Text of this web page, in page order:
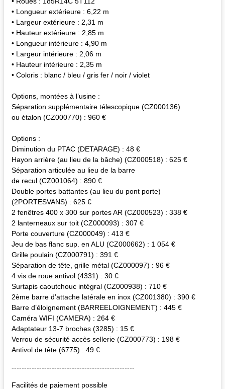
• Longueur extérieure : 6,22 m
• Largeur extérieure : 2,31 m
• Hauteur extérieure : 2,85 m
• Longueur intérieure : 4,90 m
• Largeur intérieure : 2,06 m
• Hauteur intérieure : 2,35 m
• Coloris : blanc / bleu / gris fer / noir / violet
Options, montées à l’usine :
Séparation supplémentaire télescopique (CZ000136)
ou étalon (CZ000770) : 960 €
Options :
Diminution du PTAC (DETARAGE) : 48 €
Hayon arrière (au lieu de la bâche) (CZ000518) : 625 €
Séparation articulée au lieu de la barre
de recul (CZ001064) : 890 €
Double portes battantes (au lieu du pont porte)
(2PORTESVANS) : 625 €
2 fenêtres 400 x 300 sur portes AR (CZ000523) : 338 €
2 lanterneaux sur toit (CZ000093) : 307 €
Porte couverture (CZ000049) : 413 €
Jeu de bas flanc sup. en ALU (CZ000662) : 1 054 €
Grille poulain (CZ000791) : 391 €
Séparation de tête, grille métal (CZ000097) : 96 €
4 vis de roue antivol (4331) : 30 €
Surtapis caoutchouc intégral (CZ000938) : 710 €
2ème barre d’attache latérale en inox (CZ001380) : 390 €
Barre d’éloignement (BARREELOIGNEMENT) : 445 €
Caméra WIFI (CAMERA) : 264 €
Adaptateur 13-7 broches (3285) : 15 €
Verrou de sécurité accès sellerie (CZ000773) : 198 €
Antivol de tête (6775) : 49 €
-------------------------------------------------
Facilités de paiement possible